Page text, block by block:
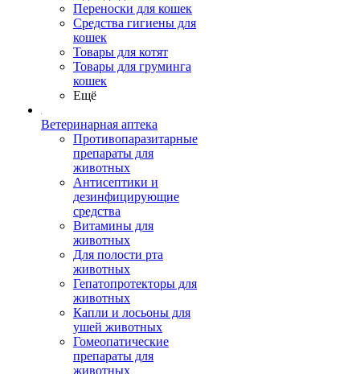
Переноски для кошек
Средства гигиены для
кошек
Товары для котят
Товары для груминга
кошек
Ещё
Ветеринарная аптека
Противопаразитарные
препараты для
животных
Антисептики и
дезинфицирующие
средства
Витамины для
животных
Для полости рта
животных
Гепатопротекторы для
животных
Капли и лосьоны для
ушей животных
Гомеопатические
препараты для
животных